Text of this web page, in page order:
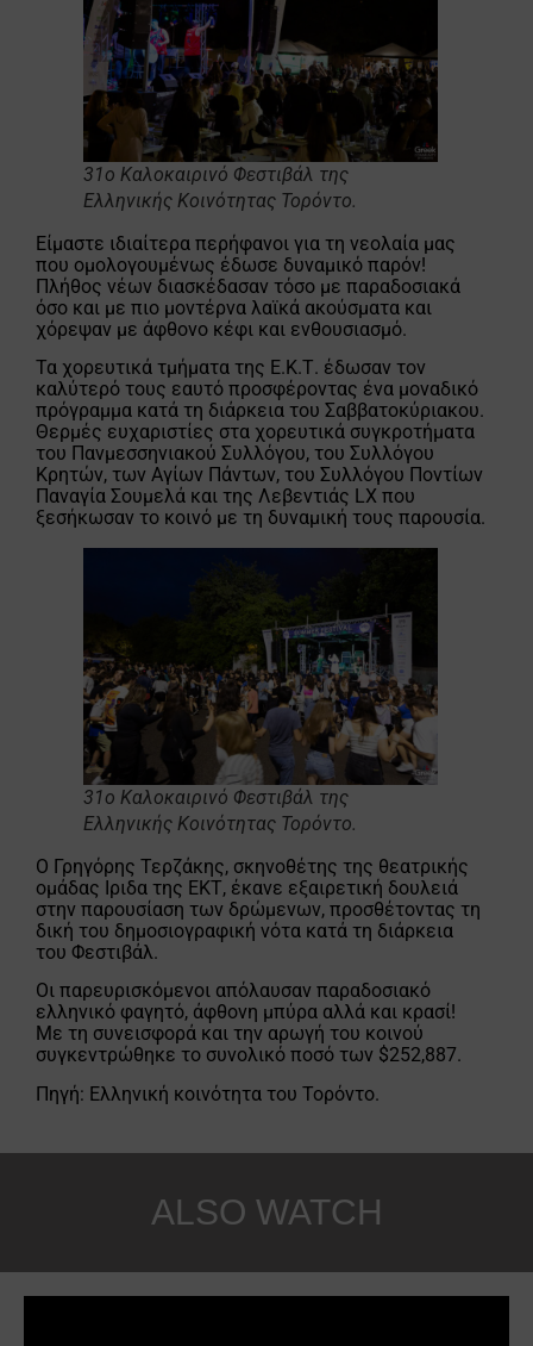
31ο Καλοκαιρινό Φεστιβάλ της
Ελληνικής Κοινότητας Τορόντο.
Είμαστε ιδιαίτερα περήφανοι για τη νεολαία μας
που ομολογουμένως έδωσε δυναμικό παρόν!
Πλήθος νέων διασκέδασαν τόσο με παραδοσιακά
όσο και με πιο μοντέρνα λαϊκά ακούσματα και
χόρεψαν με άφθονο κέφι και ενθουσιασμό.
Τα χορευτικά τμήματα της Ε.Κ.Τ. έδωσαν τον
καλύτερό τους εαυτό προσφέροντας ένα μοναδικό
πρόγραμμα κατά τη διάρκεια του Σαββατοκύριακου.
Θερμές ευχαριστίες στα χορευτικά συγκροτήματα
του Πανμεσσηνιακού Συλλόγου, του Συλλόγου
Κρητών, των Αγίων Πάντων, του Συλλόγου Ποντίων
Παναγία Σουμελά και της Λεβεντιάς LX που
ξεσήκωσαν το κοινό με τη δυναμική τους παρουσία.
31ο Καλοκαιρινό Φεστιβάλ της
Ελληνικής Κοινότητας Τορόντο.
Ο Γρηγόρης Τερζάκης, σκηνοθέτης της θεατρικής
ομάδας Ιριδα της ΕΚΤ, έκανε εξαιρετική δουλειά
στην παρουσίαση των δρώμενων, προσθέτοντας τη
δική του δημοσιογραφική νότα κατά τη διάρκεια
του Φεστιβάλ.
Οι παρευρισκόμενοι απόλαυσαν παραδοσιακό
ελληνικό φαγητό, άφθονη μπύρα αλλά και κρασί!
Με τη συνεισφορά και την αρωγή του κοινού
συγκεντρώθηκε το συνολικό ποσό των $252,887.
Πηγή: Ελληνική κοινότητα του Τορόντο.
ALSO WATCH